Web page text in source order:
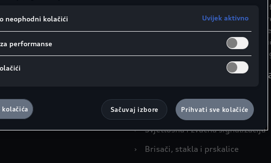
Za vozila starija od 4 godine, Audi
redovnog održavanja. Uz originalne
provjerenog kvaliteta i atraktivne
propisuje proizvođač, pregledati
servisa uključen je i dijagnostički
Pozicije koje se
›
Akumulator
›
Svjetlosna i zvučna signalizacija
›
Brisači, stakla i prskalice
neophodni kolačići Uvijek aktivno
performanse
kolačića Sačuvaj izbore Prihvati sve kolačiće